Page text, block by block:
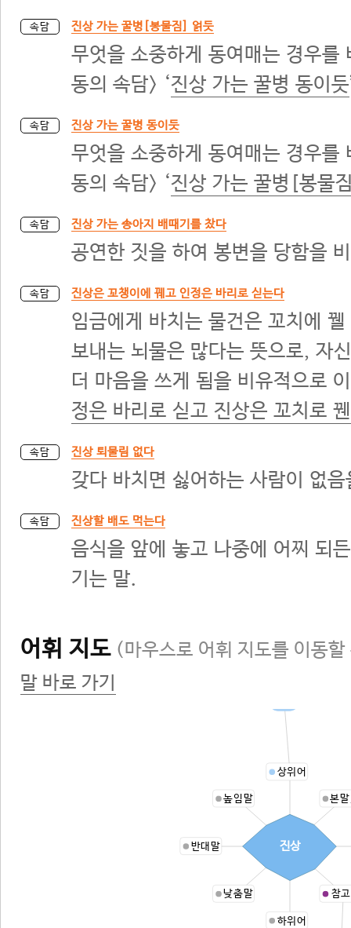
속담 진상 가는 꿀병[봉물짐] 얽듯
무엇을 소중하게 동여매는 경우를
동의 속담> ‘진상 가는 꿀병 동이듯
속담 진상 가는 꿀병 동이듯
무엇을 소중하게 동여매는 경우를
동의 속담> ‘진상 가는 꿀병[봉물
속담 진상 가는 송아지 배때기를 찼다
공연한 짓을 하여 봉변을 당함을
속담 진상은 꼬챙이에 꿰고 인정은 바리로 싣는다
임금에게 바치는 물건은 꼬치에
보내는 뇌물은 많다는 뜻으로, 자
더 마음을 쓰게 됨을 비유적으로
정은 바리로 싣고 진상은 꼬치로
속담 진상 퇴물림 없다
갖다 바치면 싫어하는 사람이 없
속담 진상할 배도 먹는다
음식을 앞에 놓고 나중에 어찌 되
기는 말.
어휘 지도 (마우스로 어휘 지도를 이동
말 바로 가기
상위어
본
참
하위어
낮춤말
반대말
높임말
진상